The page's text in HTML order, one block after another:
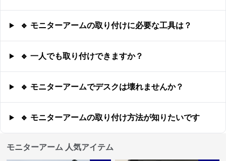
🔹 モニターアームの取り付けに必要な工具は？
🔹 一人でも取り付けできますか？
🔹 モニターアームでデスクは壊れませんか？
🔹 モニターアームの取り付け方法が知りたいです
モニターアーム 人気アイテム